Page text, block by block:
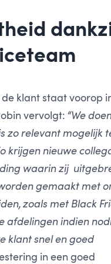
klant staat voorop
vervolgt: “We
zo relevant mogelijk
krijgen nieuwe
waarin zij
gemaakt met
zoals met Black
afdelingen indien
klant snel en goed
in een goed